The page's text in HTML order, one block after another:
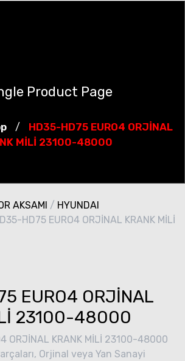
Product Page
/
HD35-HD75 EURO4 ORJİNAL
MİLİ 23100-48000
AKSAMI / HYUNDAI
HD75 EURO4 ORJİNAL KRANK MİLİ
EURO4 ORJİNAL
23100-48000
ORJİNAL KRANK MİLİ 23100-48000
Orjinal veya Yan Sanayi